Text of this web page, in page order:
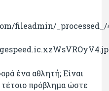
ένα αθλητή; Είναι
τέτοιο πρόβλημα ώστε